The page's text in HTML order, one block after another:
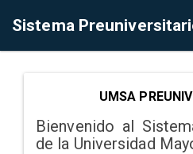
Sistema
UMSA
Bienvenido al
de la Universidad